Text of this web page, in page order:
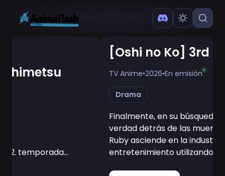
[Oshi no Ko] 3rd Season
TV Anime•2026 En emisión
Finalmente, en su búsqueda por descubrir la
verdad detrás de las muertes de Ai y Gorou,
Ruby asciende en la industria del
entretenimiento utilizando la mentira como